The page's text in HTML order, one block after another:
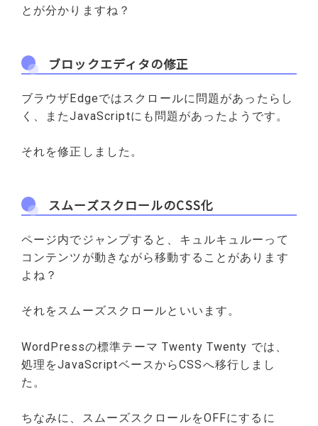
とが分かりますね？
ブロックエディタの修正
ブラウザEdgeではスクロールに問題があったらし
く、またJavaScriptにも問題があったようです。
それを修正しました。
スムーズスクロールのCSS化
ページ内でジャンプすると、キュルキュルーって
コンテンツが動きながら移動することがあります
よね？
それをスムーズスクロールといいます。
WordPressの標準テーマ Twenty Twenty では、
処理をJavaScriptベースからCSSへ移行しまし
た。
ちなみに、スムーズスクロールをOFFにするに